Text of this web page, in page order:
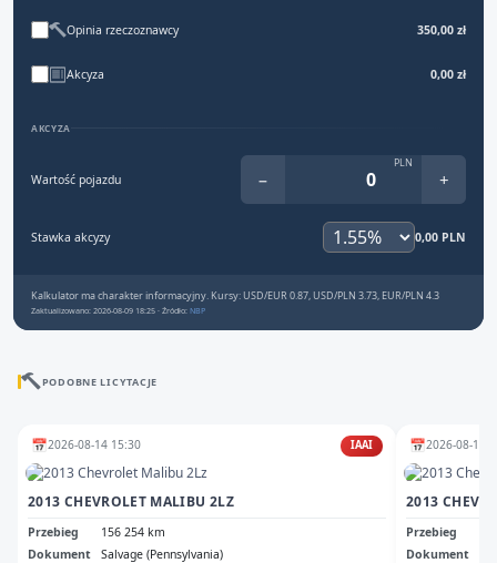
Opinia rzeczoznawcy 350,00 zł
Akcyza 0,00 zł
AKCYZA
Wartość pojazdu −
PLN
+
Stawka akcyzy 0,00 PLN
Kalkulator ma charakter informacyjny. Kursy: USD/EUR 0.87, USD/PLN 3.73, EUR/PLN 4.3
Zaktualizowano: 2026-08-09 18:25 · Źródło: NBP
PODOBNE LICYTACJE
📅2026-08-14 15:30 IAAI
2013 CHEVROLET MALIBU 2LZ
Przebieg
156 254 km
Dokument
Salvage (Pennsylvania)
📅2026-08-13
2013
Przebieg
Dokument